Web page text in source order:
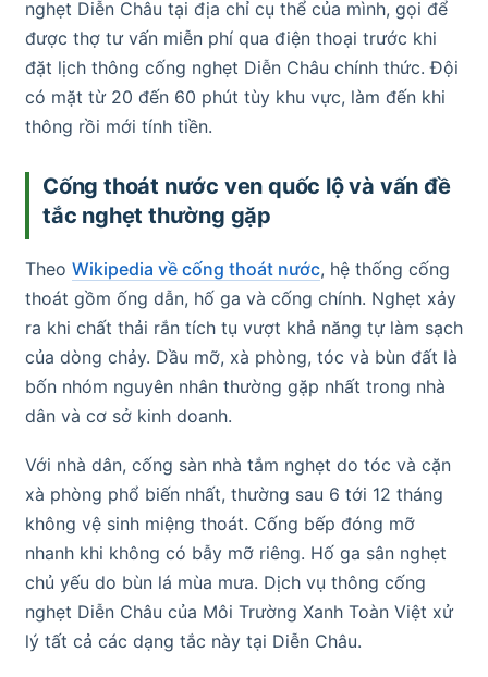
nghẹt Diễn Châu tại địa chỉ cụ thể của mình, gọi để
được thợ tư vấn miễn phí qua điện thoại trước khi
đặt lịch thông cống nghẹt Diễn Châu chính thức. Đội
có mặt từ 20 đến 60 phút tùy khu vực, làm đến khi
thông rồi mới tính tiền.
Cống thoát nước ven quốc lộ và vấn đề
tắc nghẹt thường gặp
Theo Wikipedia về cống thoát nước, hệ thống cống
thoát gồm ống dẫn, hố ga và cống chính. Nghẹt xảy
ra khi chất thải rắn tích tụ vượt khả năng tự làm sạch
của dòng chảy. Dầu mỡ, xà phòng, tóc và bùn đất là
bốn nhóm nguyên nhân thường gặp nhất trong nhà
dân và cơ sở kinh doanh.
Với nhà dân, cống sàn nhà tắm nghẹt do tóc và cặn
xà phòng phổ biến nhất, thường sau 6 tới 12 tháng
không vệ sinh miệng thoát. Cống bếp đóng mỡ
nhanh khi không có bẫy mỡ riêng. Hố ga sân nghẹt
chủ yếu do bùn lá mùa mưa. Dịch vụ thông cống
nghẹt Diễn Châu của Môi Trường Xanh Toàn Việt xử
lý tất cả các dạng tắc này tại Diễn Châu.